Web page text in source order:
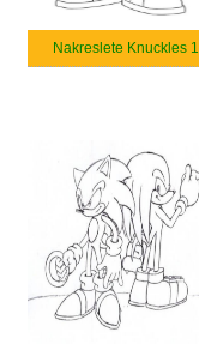
Nakreslete Knuckles 1